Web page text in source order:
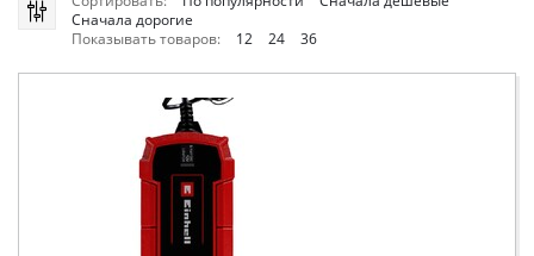
Сначала дорогие
Показывать товаров:
12 24 36